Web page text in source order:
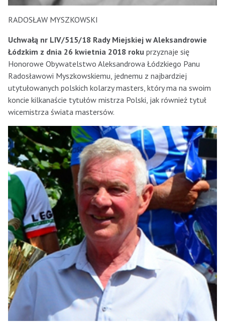
RADOSŁAW MYSZKOWSKI
Uchwałą nr LIV/515/18 Rady Miejskiej w Aleksandrowie
Łódzkim z dnia 26 kwietnia 2018 roku przyznaje się
Honorowe Obywatelstwo Aleksandrowa Łódzkiego Panu
Radosławowi Myszkowskiemu, jednemu z najbardziej
utytułowanych polskich kolarzy masters, który ma na swoim
koncie kilkanaście tytułów mistrza Polski, jak również tytuł
wicemistrza świata mastersów.